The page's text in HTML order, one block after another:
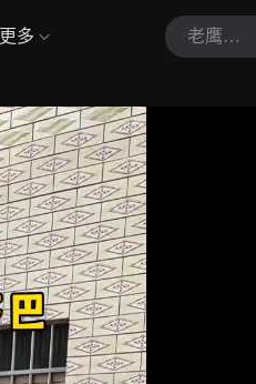
更多 老鹰拳击装备